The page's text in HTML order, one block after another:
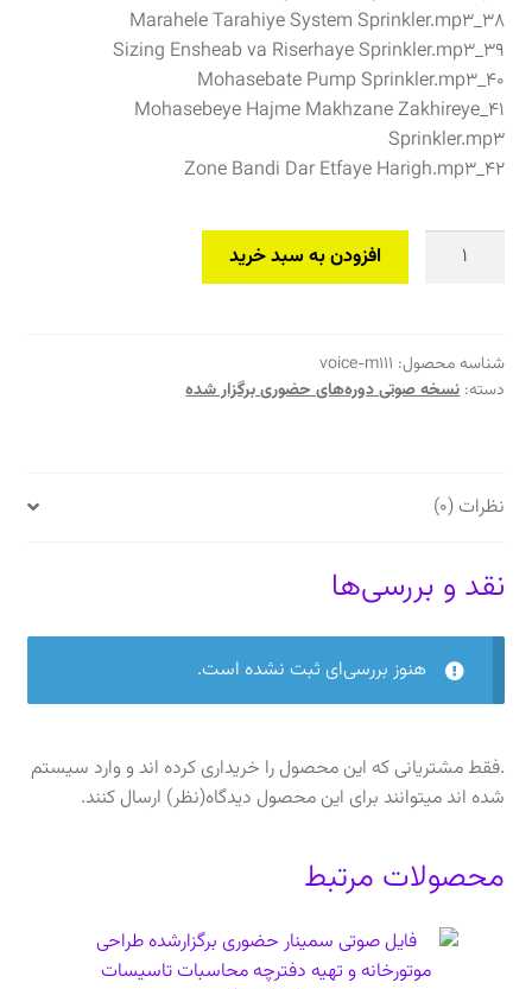
۳۸_Marahele Tarahiye System Sprinkler.mp3
۳۹_Sizing Ensheab va Riserhaye Sprinkler.mp3
۴۰_Mohasebate Pump Sprinkler.mp3
۴۱_Mohasebeye Hajme Makhzane Zakhireye
Sprinkler.mp3
۴۲_Zone Bandi Dar Etfaye Harigh.mp3
برگزارشده
طراحی
(دانلودی)
افزودن به سبد خرید
شناسه محصول: voice-m111
دسته:نسخه صوتی دوره‌های حضوری برگزار شده
نظرات (0)
نقد و بررسی‌ها
هنوز بررسی‌ای ثبت نشده است.
.فقط مشتریانی که این محصول را خریداری کرده اند و وارد سیستم
شده اند میتوانند برای این محصول دیدگاه(نظر) ارسال کنند.
محصولات مرتبط